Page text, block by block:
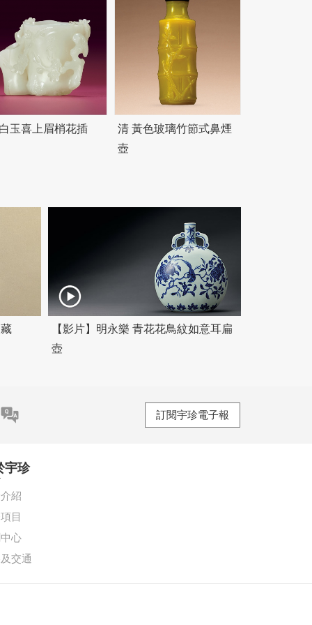
玉喜上眉梢花插
清 黃色玻璃竹節式鼻煙
壺
【影片】明永樂 青花花鳥紋如意耳扁
壺
訂閱宇珍電子報
宇珍
紹
目
心
交通